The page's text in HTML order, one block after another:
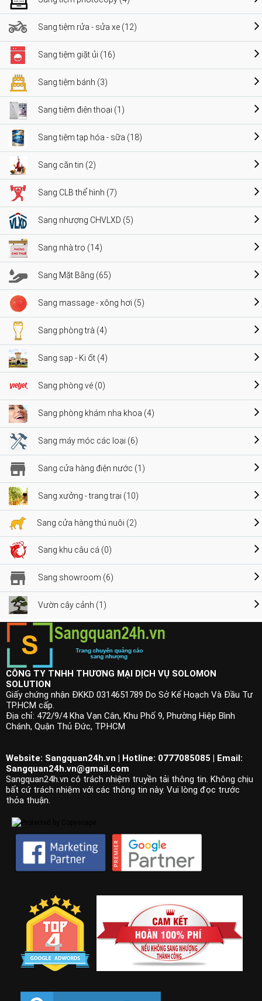
Sang tiệm rửa - sửa xe (12)
Sang tiệm giặt ủi (16)
Sang tiệm bánh (3)
Sang tiệm điện thoại (1)
Sang tiệm tạp hóa - sữa (18)
Sang căn tin (2)
Sang CLB thể hình (7)
Sang nhượng CHVLXD (5)
Sang nhà trọ (14)
Sang Mặt Bằng (65)
Sang massage - xông hơi (5)
Sang phòng trà (4)
Sang sạp - Ki ốt (4)
Sang phòng vé (0)
Sang phòng khám nha khoa (4)
Sang máy móc các loại (6)
Sang cửa hàng điện nước (1)
Sang xưởng - trang trại (10)
Sang cửa hàng thú nuôi (2)
Sang khu câu cá (0)
Sang showroom (6)
Vườn cây cảnh (1)
CÔNG TY TNHH THƯƠNG MẠI DỊCH VỤ SOLOMON
SOLUTION
Giấy chứng nhận ĐKKD 0314651789 Do Sở Kế Hoạch Và Đầu Tư
TP.HCM cấp.
Địa chỉ: 472/9/4 Kha Vạn Cân, Khu Phố 9, Phường Hiệp Bình
Chánh, Quận Thủ Đức, TP.HCM
Website: Sangquan24h.vn | Hotline: 0777085085 | Email:
Sangquan24h.vn@gmail.com
Sangquan24h.vn có trách nhiệm truyền tải thông tin. Không chịu
bất cứ trách nhiệm với các thông tin này. Vui lòng đọc trước
thỏa thuận.